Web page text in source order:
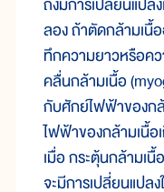
ลอง ถ้าตัดกล้ามเนื้อ
ทึกความยาวหรือค
คลื่นกล้ามเนื้อ
กับศักย์ไฟฟ้าของก
ไฟฟ้าของกล้ามเนื้อ
เมื่อ กระตุ้นกล้ามเนื้
จะมีการเปลี่ยนแปลง